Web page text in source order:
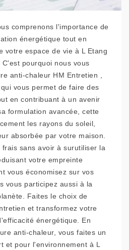
comprenons l'importance de
énergétique tout en
votre espace de vie à L Etang
pourquoi nous vous
anti-chaleur HM Entretien ,
vous permet de faire des
en contribuant à un avenir
formulation avancée, cette
les rayons du soleil,
absorbée par votre maison.
sans avoir à surutiliser la
votre empreinte
vous économisez sur vos
vous participez aussi à la
Faites le choix de
et transformez votre
énergétique. En
anti-chaleur, vous faites un
et pour l'environnement à L